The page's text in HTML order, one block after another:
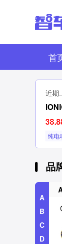
首
近期
纯电
品
A
B
C
D